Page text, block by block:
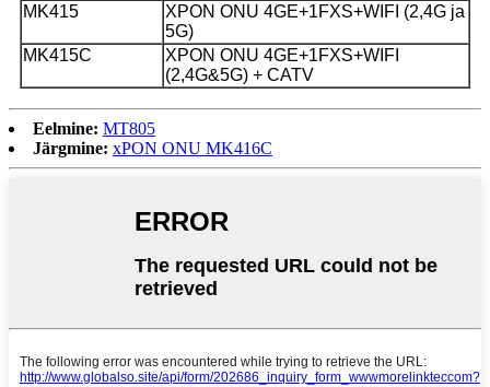
MK415
XPON ONU 4GE+1FXS+WIFI (2,4G ja
5G)
MK415C
XPON ONU 4GE+1FXS+WIFI
(2,4G&5G) + CATV
Eelmine: MT805
Järgmine: xPON ONU MK416C